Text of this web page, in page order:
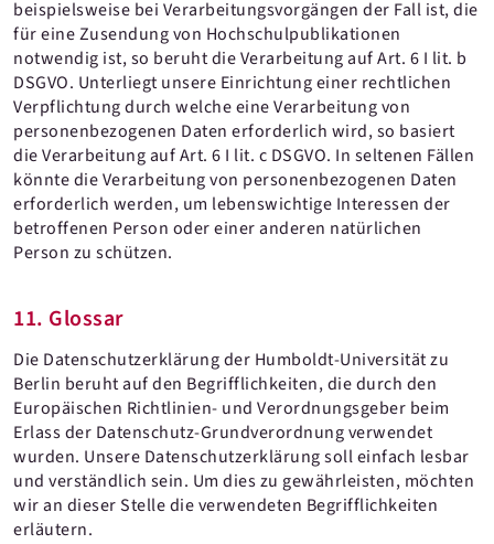
beispielsweise bei Verarbeitungsvorgängen der Fall ist, die
für eine Zusendung von Hochschulpublikationen
notwendig ist, so beruht die Verarbeitung auf Art. 6 I lit. b
DSGVO. Unterliegt unsere Einrichtung einer rechtlichen
Verpflichtung durch welche eine Verarbeitung von
personenbezogenen Daten erforderlich wird, so basiert
die Verarbeitung auf Art. 6 I lit. c DSGVO. In seltenen Fällen
könnte die Verarbeitung von personenbezogenen Daten
erforderlich werden, um lebenswichtige Interessen der
betroffenen Person oder einer anderen natürlichen
Person zu schützen.
11. Glossar
Die Datenschutzerklärung der Humboldt-Universität zu
Berlin beruht auf den Begrifflichkeiten, die durch den
Europäischen Richtlinien- und Verordnungsgeber beim
Erlass der Datenschutz-Grundverordnung verwendet
wurden. Unsere Datenschutzerklärung soll einfach lesbar
und verständlich sein. Um dies zu gewährleisten, möchten
wir an dieser Stelle die verwendeten Begrifflichkeiten
erläutern.